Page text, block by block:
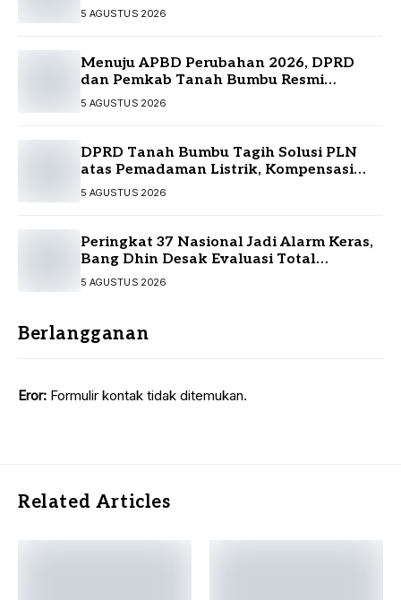
5 AGUSTUS 2026
Menuju APBD Perubahan 2026, DPRD
dan Pemkab Tanah Bumbu Resmi
Sepakati KUA-PPAS
5 AGUSTUS 2026
DPRD Tanah Bumbu Tagih Solusi PLN
atas Pemadaman Listrik, Kompensasi
Pelanggan Belum Diputuskan
5 AGUSTUS 2026
Peringkat 37 Nasional Jadi Alarm Keras,
Bang Dhin Desak Evaluasi Total
Pelayanan Investasi Kalsel
5 AGUSTUS 2026
Berlangganan
Eror: Formulir kontak tidak ditemukan.
Related Articles